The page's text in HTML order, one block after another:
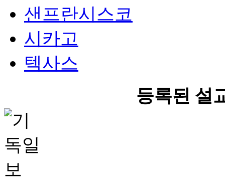
샌프란시스코
시카고
텍사스
등록된 설